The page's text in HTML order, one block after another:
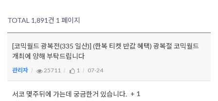
TOTAL 1,891건 1 페이지
[코믹월드 광복전(335 일산)] (한복 티켓 반값 혜택) 광복절 코믹월드
개최에 양해 부탁드립니다
관리자 25711 1 07-24
서코 몆주뒤에 가는데 궁금한거 있습니다. + 1